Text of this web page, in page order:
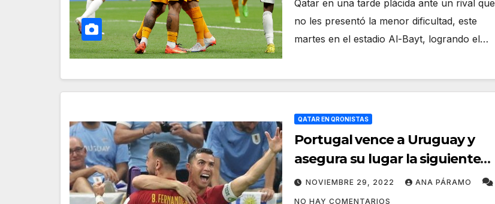
Qatar en una tarde plácida ante un rival que
no les presentó la menor dificultad, este
martes en el estadio Al-Bayt, logrando el…
QATAR EN QRONISTAS
Portugal vence a Uruguay y
asegura su lugar la siguiente
ronda
NOVIEMBRE 29, 2022 ANA PÁRAMO
NO HAY COMENTARIOS